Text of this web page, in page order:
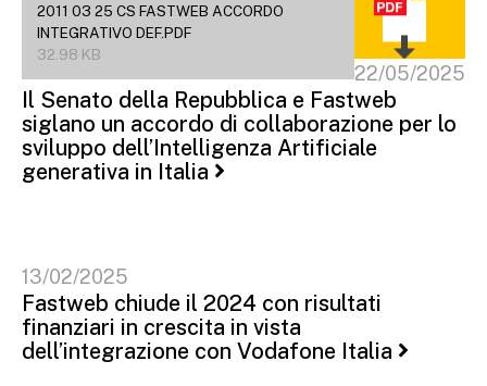
2011 03 25 CS FASTWEB ACCORDO
INTEGRATIVO DEF.PDF
32.98 KB
22/05/2025
Il Senato della Repubblica e Fastweb
siglano un accordo di collaborazione per lo
sviluppo dell’Intelligenza Artificiale
generativa in Italia
13/02/2025
Fastweb chiude il 2024 con risultati
finanziari in crescita in vista
dell’integrazione con Vodafone Italia